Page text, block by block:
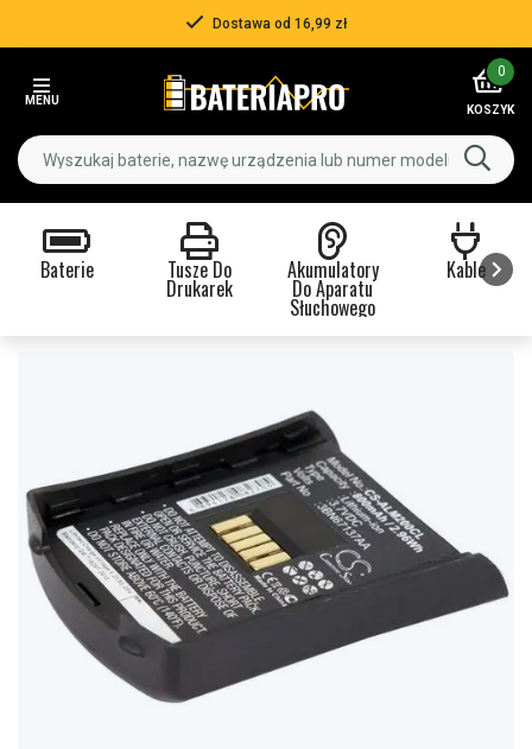
Dostawa od 16,99 zł
MENU
0
KOSZYK
Baterie Tusze Do
Drukarek
Akumulatory
Do Aparatu
Słuchowego
Kable